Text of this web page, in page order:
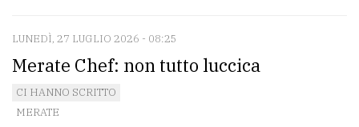
CERCA
Cerca
per
LUNEDÌ, 27 LUGLIO 2026 - 08:25
Merate Chef: non tutto luccica
CI HANNO SCRITTO
MERATE